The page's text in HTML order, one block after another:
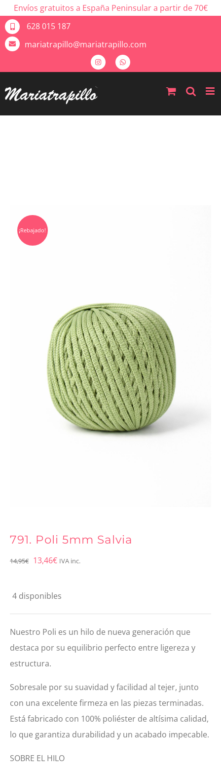
Envíos gratuitos a España Peninsular a partir de 70€
628 015 187
mariatrapillo@mariatrapillo.com
¡Rebajado!
791. Poli 5mm Salvia
14,95€ El
original
13,46€ElIVA inc.
4 disponibles
Nuestro Poli es un hilo de nueva generación que
destaca por su equilibrio perfecto entre ligereza y
estructura.
Sobresale por su suavidad y facilidad al tejer, junto
con una excelente firmeza en las piezas terminadas.
Está fabricado con 100% poliéster de altísima calidad,
lo que garantiza durabilidad y un acabado impecable.
SOBRE EL HILO